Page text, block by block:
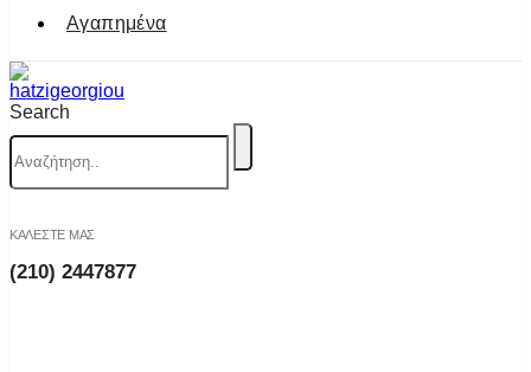
Αγαπημένα
Search
ΚΑΛΕΣΤΕ ΜΑΣ
(210) 2447877